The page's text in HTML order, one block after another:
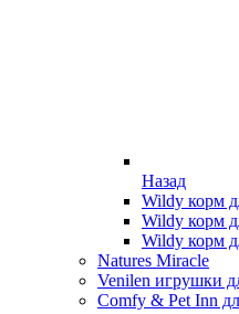
Назад
Wildy корм
Wildy корм
Wildy корм
Natures Miracle
Venilen игрушки
Comfy & Pet Inn